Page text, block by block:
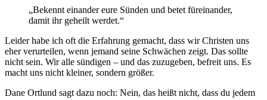
„Bekennt einander eure Sünden und betet füreinander,
damit ihr geheilt werdet.“
Leider habe ich oft die Erfahrung gemacht, dass wir Christen uns
eher verurteilen, wenn jemand seine Schwächen zeigt. Das sollte
nicht sein. Wir alle sündigen – und das zuzugeben, befreit uns. Es
macht uns nicht kleiner, sondern größer.
Dane Ortlund sagt dazu noch: Nein, das heißt nicht, dass du jedem